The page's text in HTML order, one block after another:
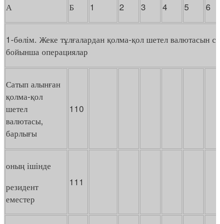
А Б 1 2 3 4 5 6
1-бөлім. Жеке тұлғалардан қолма-қол шетел валютасын
бойынша операциялар
Сатып алынған
қолма-қол
шетел
валютасы,
барлығы
110
оның ішінде
резидент
еместер
111